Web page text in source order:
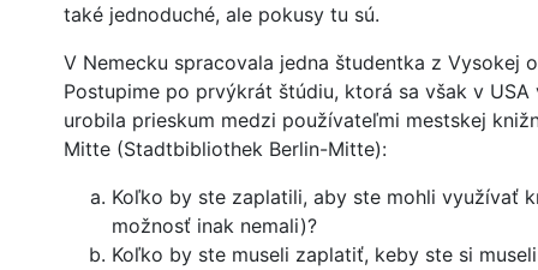
také jednoduché, ale pokusy tu sú.
V Nemecku spracovala jedna študentka z Vysokej
Postupime po prvýkrát štúdiu, ktorá sa však v
urobila prieskum medzi používateľmi mestskej
Mitte (Stadtbibliothek Berlin-Mitte):
Koľko by ste zaplatili, aby ste mohli využívať
možnosť inak nemali)?
Koľko by ste museli zaplatiť, keby ste si